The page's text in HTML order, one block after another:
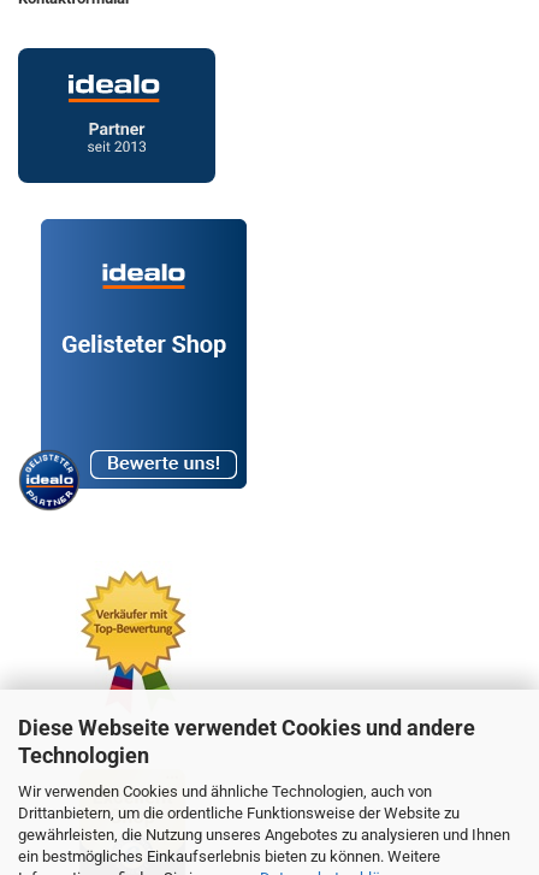
Diese Webseite verwendet Cookies und andere
Technologien
Wir verwenden Cookies und ähnliche Technologien, auch von
Drittanbietern, um die ordentliche Funktionsweise der Website zu
gewährleisten, die Nutzung unseres Angebotes zu analysieren und Ihnen
ein bestmögliches Einkaufserlebnis bieten zu können. Weitere